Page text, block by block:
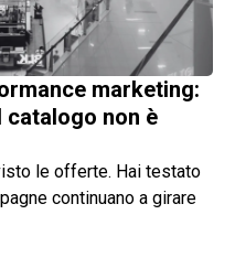
marketing:
catalogo non è
le offerte. Hai testato
continuano a girare